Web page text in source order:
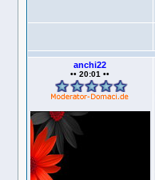
anchi22
•• 20:01 ••